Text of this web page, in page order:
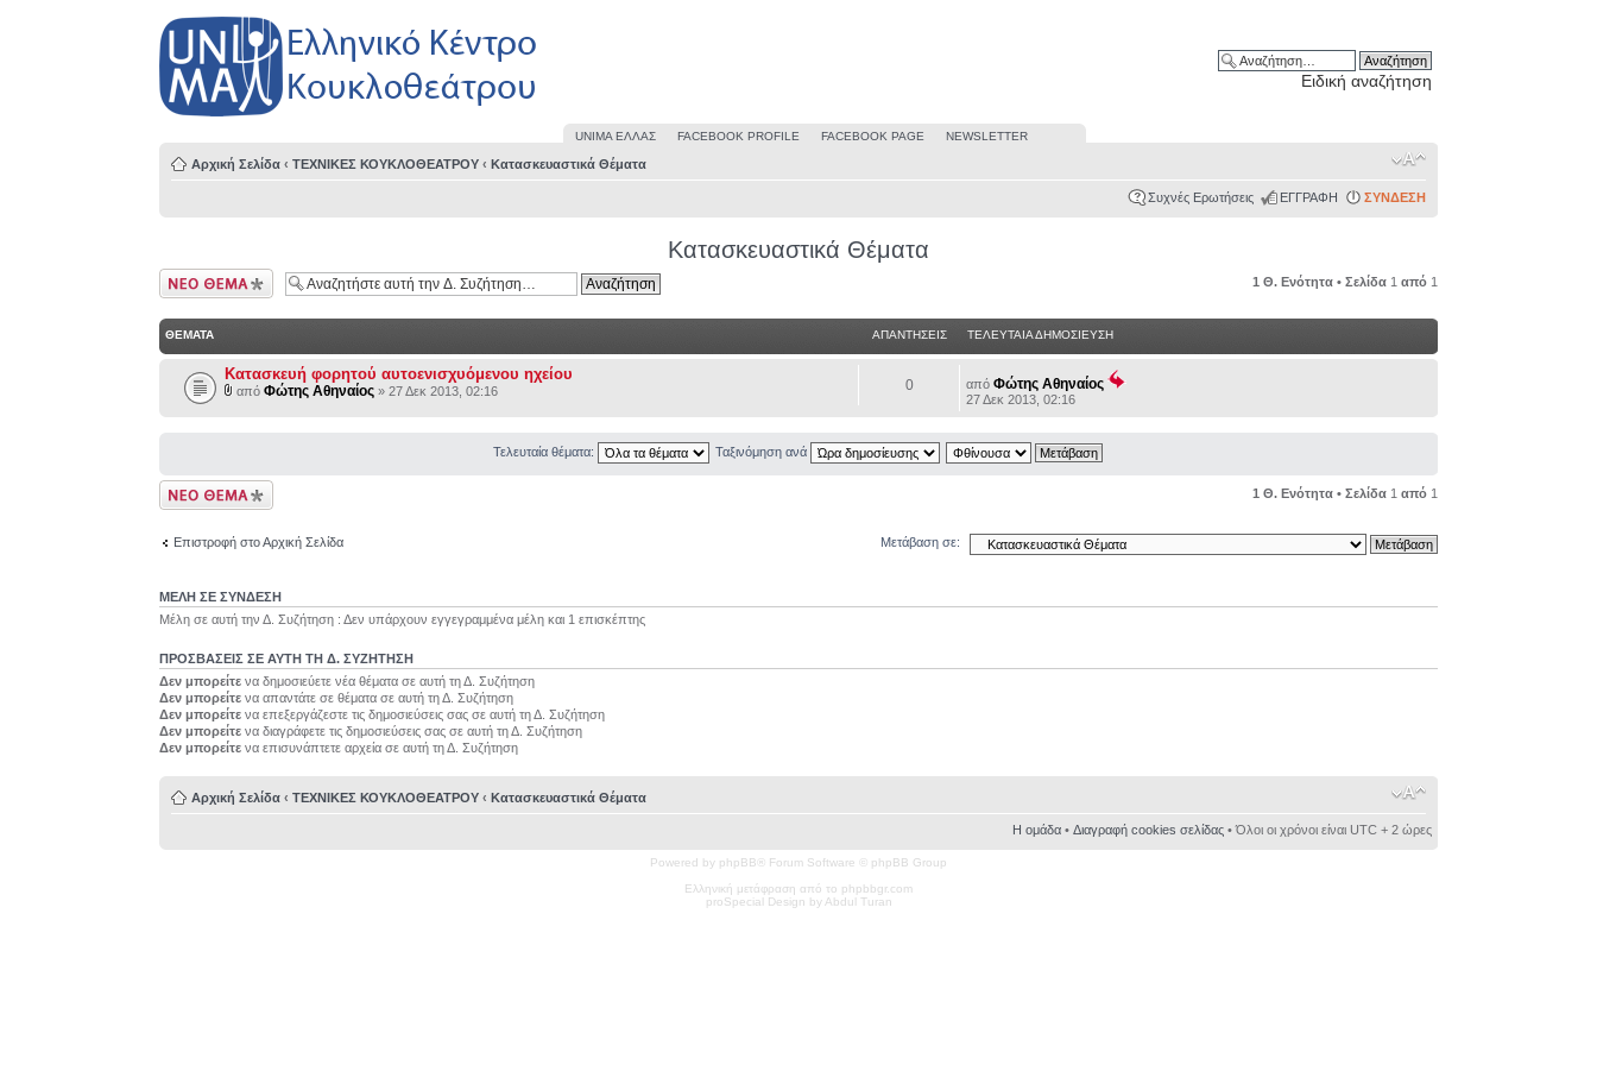
Ειδική αναζήτηση
UΝΙΜΑ ΕΛΛΑΣ FACEBOOK PROFILE FACEBOOK PAGE NEWSLETTER
Αρχική Σελίδα ‹ ΤΕΧΝΙΚΕΣ ΚΟΥΚΛΟΘΕΑΤΡΟΥ ‹ Κατασκευαστικά Θέματα
Συχνές Ερωτήσεις ΕΓΓΡΑΦΗ ΣΥΝΔΕΣΗ
Κατασκευαστικά Θέματα
Δημιουργία νέου
θέματος
1 Θ. Ενότητα • Σελίδα 1 από 1
ΘΕΜΑΤΑ ΑΠΑΝΤΗΣΕΙΣ ΤΕΛΕΥΤΑΙΑ ΔΗΜΟΣΙΕΥΣΗ
Κατασκευή φορητού αυτοενισχυόμενου ηχείου
απόΦώτης Αθηναίος » 27 Δεκ 2013, 02:16 0 απόΦώτης Αθηναίος
27 Δεκ 2013, 02:16
Τελευταία θέματα: Ταξινόμηση ανά
Δημιουργία νέου
θέματος
1 Θ. Ενότητα • Σελίδα 1 από 1
Επιστροφή στο Αρχική Σελίδα Μετάβαση σε:
ΜΕΛΗ ΣΕ ΣΥΝΔΕΣΗ
Μέλη σε αυτή την Δ. Συζήτηση : Δεν υπάρχουν εγγεγραμμένα μέλη και 1 επισκέπτης
ΠΡΟΣΒΆΣΕΙΣ ΣΕ ΑΥΤΉ ΤΗ Δ. ΣΥΖΉΤΗΣΗ
Δεν μπορείτε να δημοσιεύετε νέα θέματα σε αυτή τη Δ. Συζήτηση
Δεν μπορείτε να απαντάτε σε θέματα σε αυτή τη Δ. Συζήτηση
Δεν μπορείτε να επεξεργάζεστε τις δημοσιεύσεις σας σε αυτή τη Δ. Συζήτηση
Δεν μπορείτε να διαγράφετε τις δημοσιεύσεις σας σε αυτή τη Δ. Συζήτηση
Δεν μπορείτε να επισυνάπτετε αρχεία σε αυτή τη Δ. Συζήτηση
Αρχική Σελίδα ‹ ΤΕΧΝΙΚΕΣ ΚΟΥΚΛΟΘΕΑΤΡΟΥ ‹ Κατασκευαστικά Θέματα
Η ομάδα• Διαγραφή cookies σελίδας• Όλοι οι χρόνοι είναι UTC + 2 ώρες
Powered by phpBB® Forum Software © phpBB Group
Ελληνική μετάφραση από το phpbbgr.com
proSpecial Design by Abdul Turan